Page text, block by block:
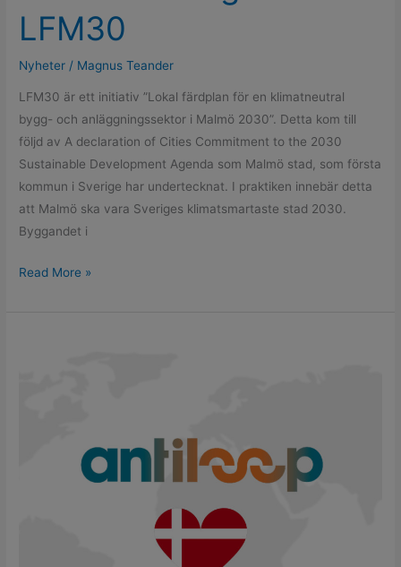
LFM30
Nyheter / Magnus Teander
LFM30 är ett initiativ ”Lokal färdplan för en klimatneutral
bygg- och anläggningssektor i Malmö 2030”. Detta kom till
följd av A declaration of Cities Commitment to the 2030
Sustainable Development Agenda som Malmö stad, som första
kommun i Sverige har undertecknat. I praktiken innebär detta
att Malmö ska vara Sveriges klimatsmartaste stad 2030.
Byggandet i
LFM30
Read More »